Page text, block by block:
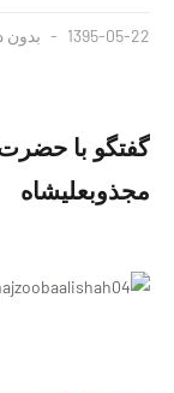
1395-05-22 بدون
گفتگو با حضرت
مجذوبعليشاه